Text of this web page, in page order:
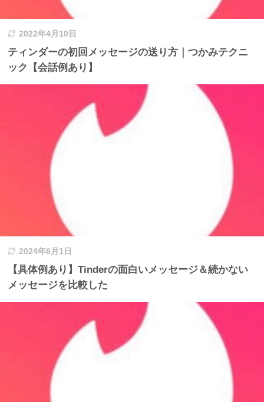
2022年4月10日
ティンダーの初回メッセージの送り方｜つかみテクニ
ック【会話例あり】
2024年6月1日
【具体例あり】Tinderの面白いメッセージ＆続かない
メッセージを比較した